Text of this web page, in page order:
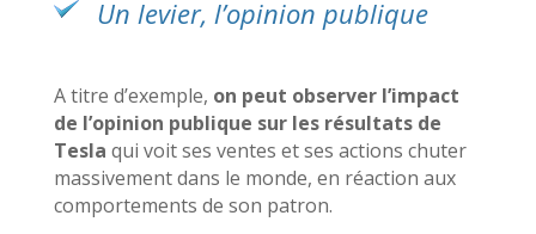
Un levier, l’opinion publique
A titre d’exemple, on peut observer l’impact
de l’opinion publique sur les résultats de
Tesla qui voit ses ventes et ses actions chuter
massivement dans le monde, en réaction aux
comportements de son patron.